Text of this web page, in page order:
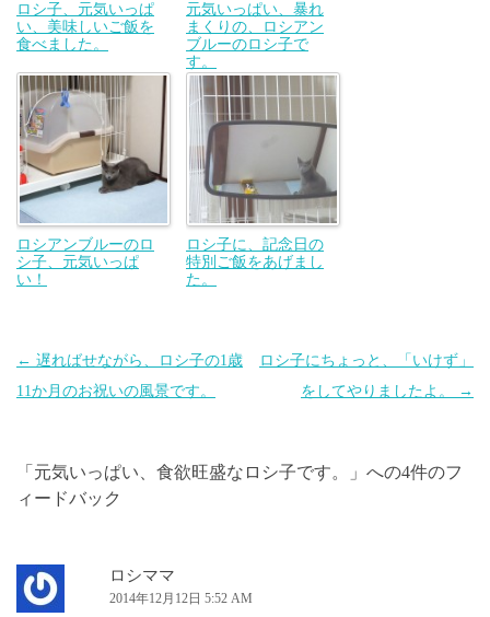
ロシ子、元気いっぱ
い、美味しいご飯を
食べました。
元気いっぱい、暴れ
まくりの、ロシアン
ブルーのロシ子で
す。
ロシアンブルーのロ
シ子、元気いっぱ
い！
ロシ子に、記念日の
特別ご飯をあげまし
た。
投
稿
ョ
ン
← 遅ればせながら、ロシ子の1歳
11か月のお祝いの風景です。
ロシ子にちょっと、「いけず」
をしてやりましたよ。
→
「 元気いっぱい、食欲旺盛なロシ子です。
」への4件のフ
ィードバック
ロシママ
2014年12月12日 5:52 AM